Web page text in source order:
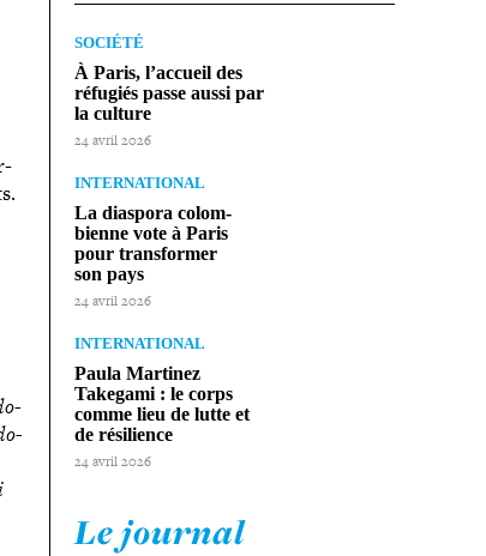
SOCIÉTÉ
À Paris, l’accueil des
réfugiés passe aussi par
la culture
24 avril 2026
INTERNATIONAL
La diaspora colom­
bienne vote à Paris
pour trans­for­mer
son pays
24 avril 2026
INTERNATIONAL
Paula Martinez
Takegami : le corps
comme lieu de lutte et
de résilience
24 avril 2026
Le journal